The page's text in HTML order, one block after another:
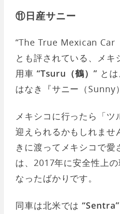
⑪日産サニー
“The True Mexican Car
とも評されている、メキ
用車 “Tsuru（鶴）” と
はなき『サニー（Sunny
メキシコに行ったら「ツ
迎えられるかもしれませ
きに渡ってメキシコで愛
は、2017年に安全性上
なったばかりです。
同車は北米では“Sentra”